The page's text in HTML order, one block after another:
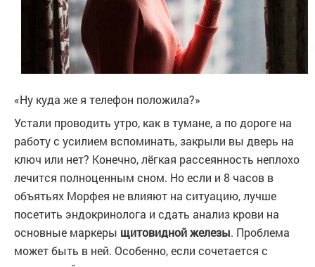
«Ну куда же я телефон положила?»
Устали проводить утро, как в тумане, а по дороге на
работу с усилием вспоминать, закрыли вы дверь на
ключ или нет? Конечно, лёгкая рассеянность неплохо
лечится полноценным сном. Но если и 8 часов в
объятьях Морфея не влияют на ситуацию, лучше
посетить эндокринолога и сдать анализ крови на
основные маркеры щитовидной железы. Проблема
может быть в ней. Особенно, если сочетается с